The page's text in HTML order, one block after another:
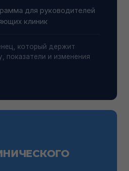
для руководителей
клиник
который держит
показатели и изменения